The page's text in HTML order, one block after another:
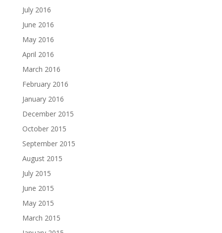
July 2016
June 2016
May 2016
April 2016
March 2016
February 2016
January 2016
December 2015
October 2015
September 2015
August 2015
July 2015
June 2015
May 2015
March 2015